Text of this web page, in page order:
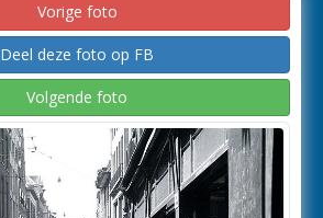
Vorige foto
Deel deze foto op FB
Volgende foto